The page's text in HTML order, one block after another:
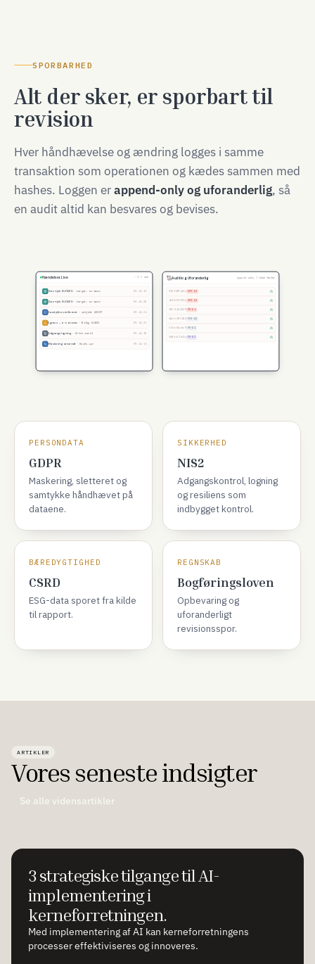
SPORBARHED
Alt der sker, er sporbart til
revision
Hver håndhævelse og ændring logges i samme
transaktion som operationen og kædes sammen med
hashes. Loggen erappend-only og uforanderlig, så
en audit altid kan besvares og bevises.
Hændelser. Live ~ 1 / sek
Adgangslogning· Ordre.total 09:41:35
Geo-tjek EU/EØS· target: eu-west 09:41:33
Geo-tjek EU/EØS· target: eu-west 09:41:28
Samtykke verificeret · subjekt #2207 09:41:24
Egress → e-conomic· Bilag #4821 09:41:21
Adgangslogning· Ordre.total 09:41:18
Auditlog. Uforanderlig append-only | hash-kædet
894c→daba2e PD-A1
7137→894c9c SPD-A3
4b22→71373e SPD-A3
f2b5→4b2239 PD-A4
16cb→f2b500 FIN-A2
b55c→16cbe9 PD-A1
PERSONDATA
GDPR
Maskering, sletteret og
samtykke håndhævet på
dataene.
SIKKERHED
NIS2
Adgangskontrol, logning
og resiliens som
indbygget kontrol.
BÆREDYGTIGHED
CSRD
ESG-data sporet fra kilde
til rapport.
REGNSKAB
Bogføringsloven
Opbevaring og
uforanderligt
revisionsspor.
ARTIKLER
Vores seneste indsigter
Se alle vidensartikler
3 strategiske tilgange til AI-
implementering i
kerneforretningen.
Med implementering af AI kan kerneforretningens
processer effektiviseres og innoveres.